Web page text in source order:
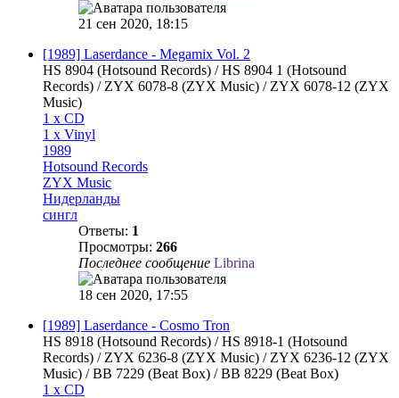
21 сен 2020, 18:15
[1989] Laserdance - Megamix Vol. 2
HS 8904 (Hotsound Records) / HS 8904 1 (Hotsound
Records) / ZYX 6078-8 (ZYX Music) / ZYX 6078-12 (ZYX
Music)
1 x CD
1 x Vinyl
1989
Hotsound Records
ZYX Music
Нидерланды
сингл
Ответы: 1
Просмотры: 266
Последнее сообщение Librina
18 сен 2020, 17:55
[1989] Laserdance - Cosmo Tron
HS 8918 (Hotsound Records) / HS 8918-1 (Hotsound
Records) / ZYX 6236-8 (ZYX Music) / ZYX 6236-12 (ZYX
Music) / BB 7229 (Beat Box) / BB 8229 (Beat Box)
1 x CD